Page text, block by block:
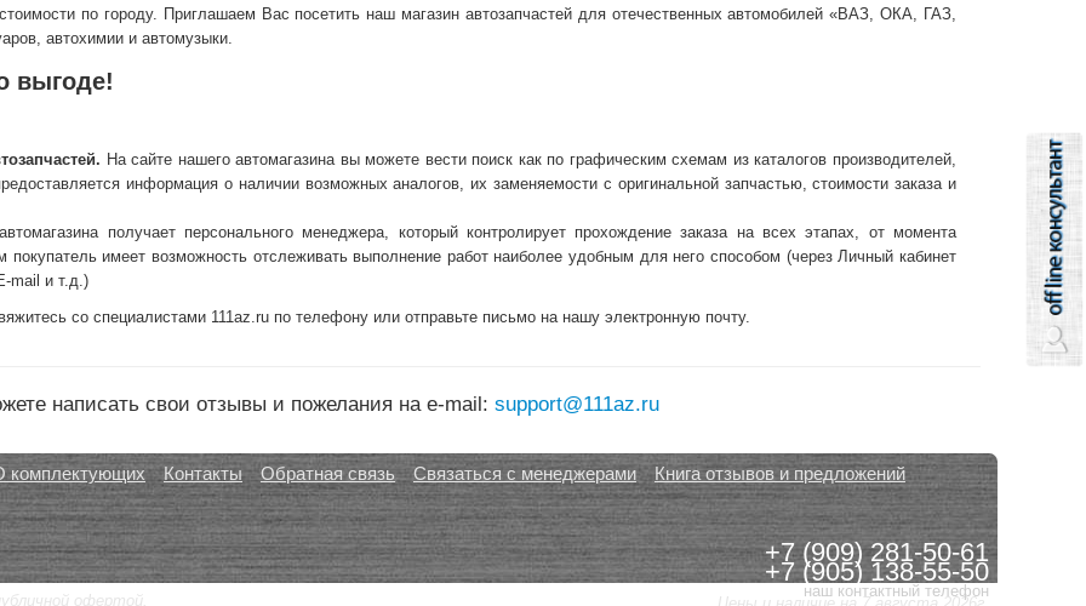
по городу. Приглашаем Вас посетить наш магазин автозапчастей для отечественных автомобилей «ВАЗ, ОКА, ГАЗ,
автохимии и автомузыки.
выгоде!
На сайте нашего автомагазина вы можете вести поиск как по графическим схемам из каталогов производителей,
информация о наличии возможных аналогов, их заменяемости с оригинальной запчастью, стоимости заказа и
получает персонального менеджера, который контролирует прохождение заказа на всех этапах, от момента
имеет возможность отслеживать выполнение работ наиболее удобным для него способом (через Личный кабинет
mail и т.д.)
со специалистами 111az.ru по телефону или отправьте письмо на нашу электронную почту.
написать свои отзывы и пожелания на e-mail: support@111az.ru
комплектующих Контакты Обратная связь Связаться с менеджерами
Книга отзывов и предложений
офертой.
+7 (909) 281-50-61
+7 (905) 138-55-50
наш контактный телефон